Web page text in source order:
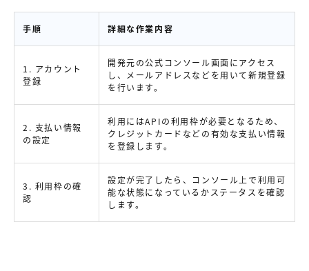
手順 詳細な作業内容
1. アカウント
登録
開発元の公式コンソール画面にアクセス
し、メールアドレスなどを用いて新規登録
を行います。
2. 支払い情報
の設定
利用にはAPIの利用枠が必要となるため、
クレジットカードなどの有効な支払い情報
を登録します。
3. 利用枠の確
認
設定が完了したら、コンソール上で利用可
能な状態になっているかステータスを確認
します。